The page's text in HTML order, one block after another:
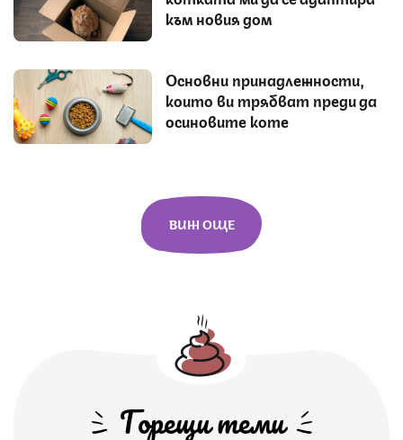
към новия дом
Основни принадлежности,
които ви трябват преди да
осиновите коте
ВИЖ ОЩЕ
Горещи теми